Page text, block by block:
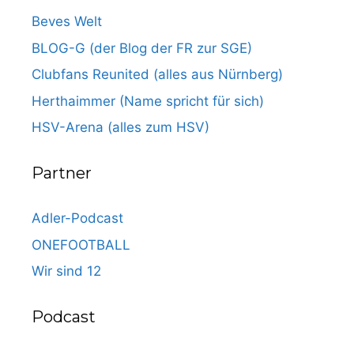
Beves Welt
BLOG-G (der Blog der FR zur SGE)
Clubfans Reunited (alles aus Nürnberg)
Herthaimmer (Name spricht für sich)
HSV-Arena (alles zum HSV)
Partner
Adler-Podcast
ONEFOOTBALL
Wir sind 12
Podcast